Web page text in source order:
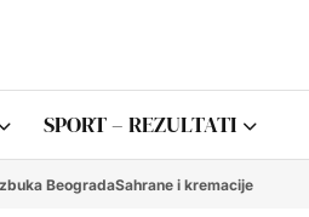
SPORT – REZULTATI
BeogradaSahrane i kremacije